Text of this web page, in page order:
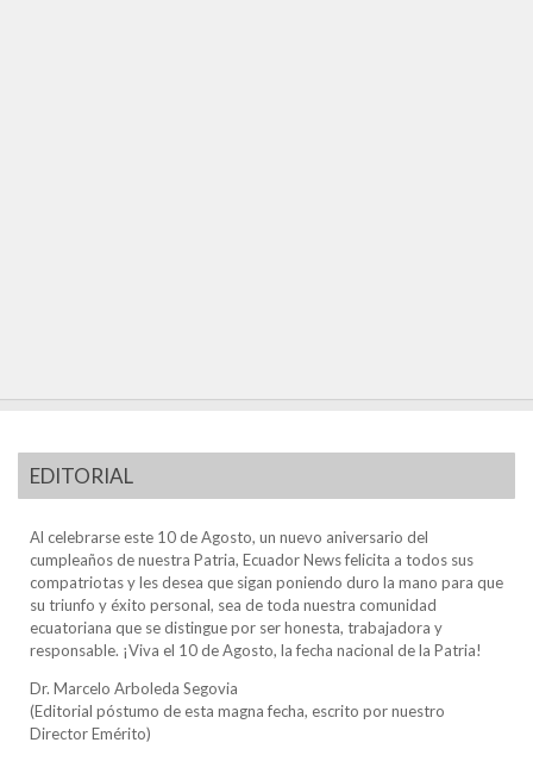
EDITORIAL
Al celebrarse este 10 de Agosto, un nuevo aniversario del
cumpleaños de nuestra Patria, Ecuador News felicita a todos sus
compatriotas y les desea que sigan poniendo duro la mano para que
su triunfo y éxito personal, sea de toda nuestra comunidad
ecuatoriana que se distingue por ser honesta, trabajadora y
responsable. ¡Viva el 10 de Agosto, la fecha nacional de la Patria!
Dr. Marcelo Arboleda Segovia
(Editorial póstumo de esta magna fecha, escrito por nuestro
Director Emérito)